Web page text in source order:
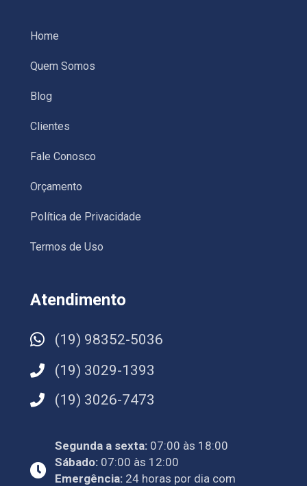
Home
Quem Somos
Blog
Clientes
Fale Conosco
Orçamento
Política de Privacidade
Termos de Uso
Atendimento
(19) 98352-5036
(19) 3029-1393
(19) 3026-7473
Segunda a sexta: 07:00 às 18:00
Sábado: 07:00 às 12:00
Emergência: 24 horas por dia com